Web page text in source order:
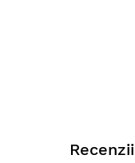
Recenzii